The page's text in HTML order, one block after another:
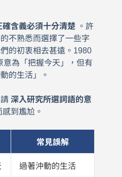
確含義必須十分清楚 。許
不熟悉而選擇了一些字
的初衷相去甚遠。1980
為「把握今天」，但有
的生活」。
深入研究所選詞語的意
到尷尬。
常見誤解
過著沖動的生活